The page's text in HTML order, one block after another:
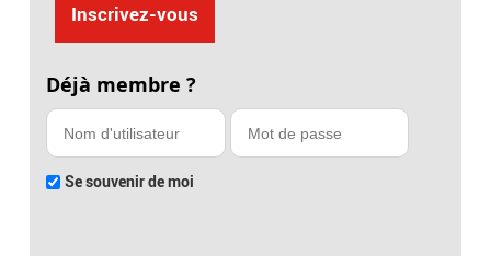
Inscrivez-vous
Déjà membre ?
Se souvenir de moi